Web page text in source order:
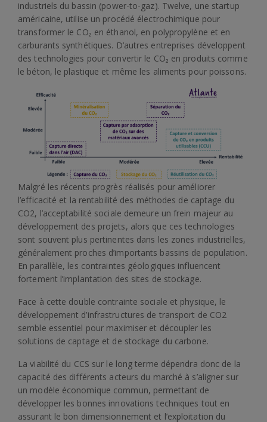
industriels du bassin (power-to-gaz). Twelve, une startup
américaine, utilise un procédé électrochimique pour
transformer le CO₂ en éthanol, en polypropylène et en
carburants synthétiques. D’autres entreprises développent
des technologies pour convertir le CO₂ en produits comme
le béton, le plastique et même les aliments pour poissons.
Malgré les récents progrès réalisés pour améliorer
l’efficacité et la rentabilité des méthodes de captage du
CO2, l’acceptabilité sociale demeure un frein majeur au
développement des projets, alors que ces technologies
sont souvent plus pertinentes dans les zones industrielles,
généralement proches d’importants bassins de population.
En parallèle, les contraintes géologiques influencent
fortement l’implantation des sites de stockage.
Face à cette double contrainte sociale et physique, le
développement d’infrastructures de transport de CO2
semble essentiel pour maximiser et découpler les
solutions de captage et de stockage du carbone.
La viabilité du CCS sur le long terme dépendra donc de la
capacité des différents acteurs du marché à s’aligner sur
un modèle économique commun, permettant de
développer les bonnes innovations techniques tout en
assurant le bon dimensionnement et l’exploitation du